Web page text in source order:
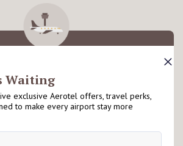
运大楼禁区内外，适合因出入境或转机
请查看有关酒店落地页以了解更多资